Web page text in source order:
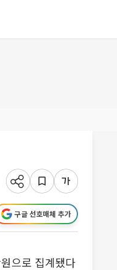
구글 선호매체 추가
으로 집계됐다